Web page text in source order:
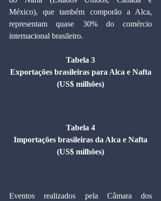
México), que também comporão a Alca,
representam quase 30% do comércio
internacional brasileiro.
Tabela 3
Exportações brasileiras para Alca e Nafta
(US$ milhões)
Tabela 4
Importações brasileiras da Alca e Nafta
(US$ milhões)
Eventos realizados pela Câmara dos